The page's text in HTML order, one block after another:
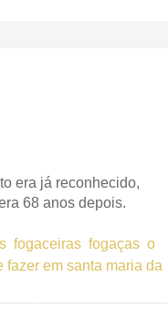
era já reconhecido,
68 anos depois.
fogaceiras fogaças o
fazer em santa maria da